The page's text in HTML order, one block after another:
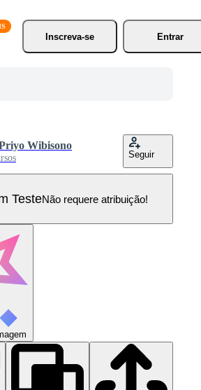
Inscreva-se
Entrar
Wibisono
Seguir
TesteNão requere atribuição!